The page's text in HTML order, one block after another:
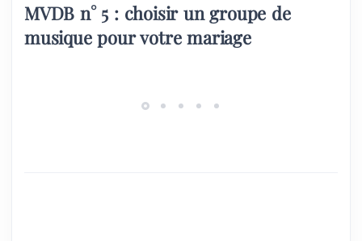
MVDB n° 5 : choisir un groupe de
musique pour votre mariage